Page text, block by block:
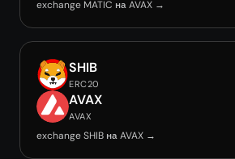
exchange MATIC на AVAX →
SHIB
ERC20
AVAX
AVAX
exchange SHIB на AVAX →